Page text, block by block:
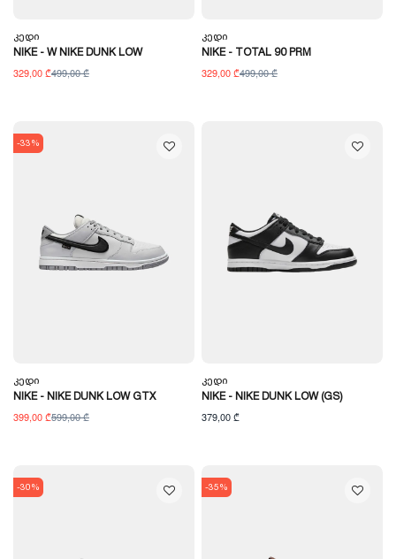
Კედი
NIKE - W NIKE DUNK LOW
329,00 ₾499,00 ₾
Კედი
NIKE - TOTAL 90 PRM
329,00 ₾499,00 ₾
-33%
Კედი
NIKE - NIKE DUNK LOW GTX
399,00 ₾599,00 ₾
Კედი
NIKE - NIKE DUNK LOW (GS)
379,00 ₾
-30% -35%